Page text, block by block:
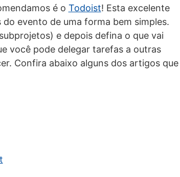
é o Todoist! Esta excelente
evento de uma forma bem simples.
e depois defina o que vai
você pode delegar tarefas a outras
Confira abaixo alguns dos artigos que